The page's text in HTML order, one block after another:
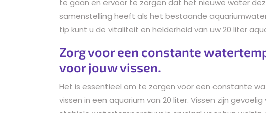
samenstelling heeft als het bestaande
tip kunt u de vitaliteit en helderheid van uw 20 liter
Zorg voor een constante
voor jouw vissen.
Het is essentieel om te zorgen voor een constante
vissen in een aquarium van 20 liter. Vissen zijn